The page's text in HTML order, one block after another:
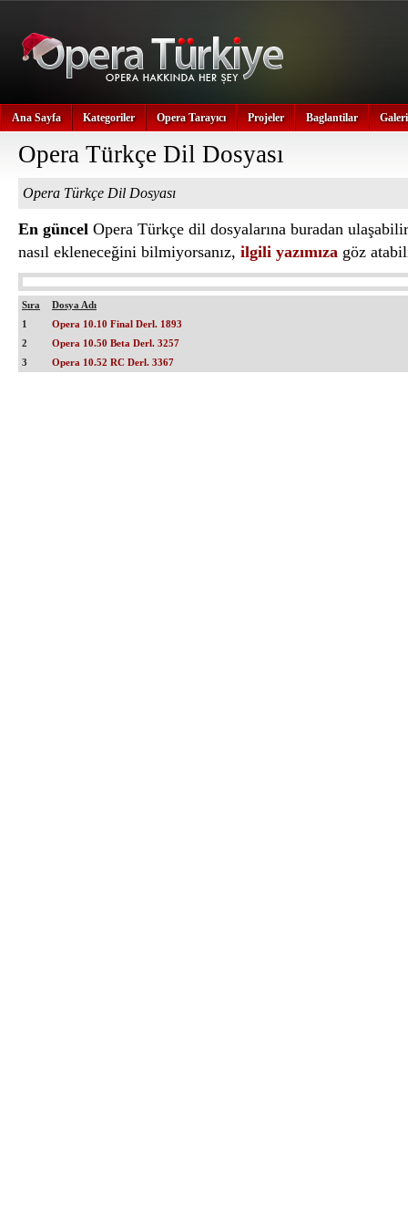
Ana Sayfa Kategoriler Opera Tarayıcı Projeler Baglantilar Galeri
Opera Türkçe Dil Dosyası
Opera Türkçe Dil Dosyası
En güncel Opera Türkçe dil dosyalarına buradan
nasıl ekleneceğini bilmiyorsanız, ilgili yazımıza göz
Sıra
Dosya Adı
1
Opera 10.10 Final Derl. 1893
2
Opera 10.50 Beta Derl. 3257
3
Opera 10.52 RC Derl. 3367